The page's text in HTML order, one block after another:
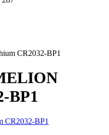
CR2032-BP1
BP1